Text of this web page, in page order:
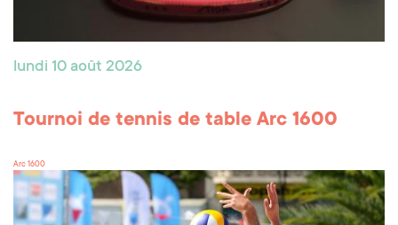
lundi 10 août 2026
Tournoi de tennis de table Arc 1600
Arc 1600